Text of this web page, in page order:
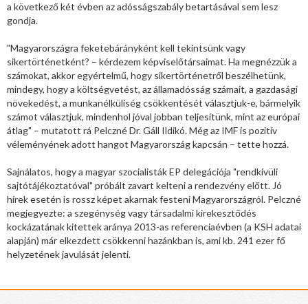
a következő két évben az adósságszabály betartásával sem lesz
gondja.
"Magyarországra feketebárányként kell tekintsünk vagy
sikertörténetként? – kérdezem képviselőtársaimat. Ha megnézzük a
számokat, akkor egyértelmű, hogy sikertörténetről beszélhetünk,
mindegy, hogy a költségvetést, az államadósság számait, a gazdasági
növekedést, a munkanélküliség csökkentését választjuk-e, bármelyik
számot választjuk, mindenhol jóval jobban teljesítünk, mint az európai
átlag" – mutatott rá Pelczné Dr. Gáll Ildikó. Még az IMF is pozitív
véleményének adott hangot Magyarország kapcsán – tette hozzá.
Sajnálatos, hogy a magyar szocialisták EP delegációja "rendkívüli
sajtótájékoztatóval" próbált zavart kelteni a rendezvény előtt. Jó
hírek esetén is rossz képet akarnak festeni Magyarországról. Pelczné
megjegyezte: a szegénység vagy társadalmi kirekesztődés
kockázatának kitettek aránya 2013-as referenciaévben (a KSH adatai
alapján) már elkezdett csökkenni hazánkban is, ami kb. 241 ezer fő
helyzetének javulását jelenti.